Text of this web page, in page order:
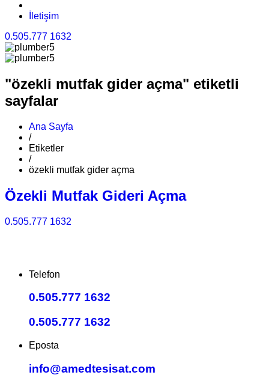
İletişim
0.505.777 1632
"özekli mutfak gider açma" etiketli
sayfalar
Ana Sayfa
/
Etiketler
/
özekli mutfak gider açma
Özekli Mutfak Gideri Açma
0.505.777 1632
Telefon
0.505.777 1632
0.505.777 1632
Eposta
info@amedtesisat.com